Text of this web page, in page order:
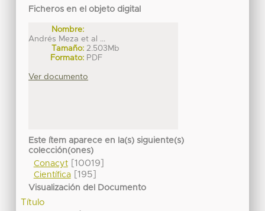
Ficheros en el objeto digital
Nombre:
Andrés Meza et al ...
Tamaño: 2.503Mb
Formato: PDF
Ver documento
Este ítem aparece en la(s) siguiente(s)
colección(ones)
Conacyt[10019]
Científica[195]
Visualización del Documento
Título